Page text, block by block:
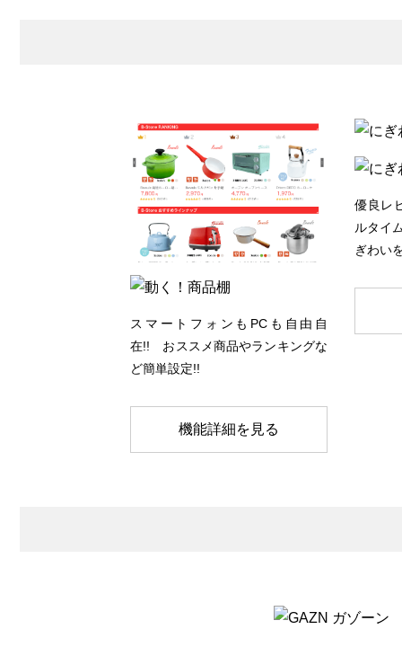
スマートフォンもPCも自由自
在!! おススメ商品やランキングな
ど簡単設定!!
機能詳細を見る
優良レ
ルタイ
ぎわい